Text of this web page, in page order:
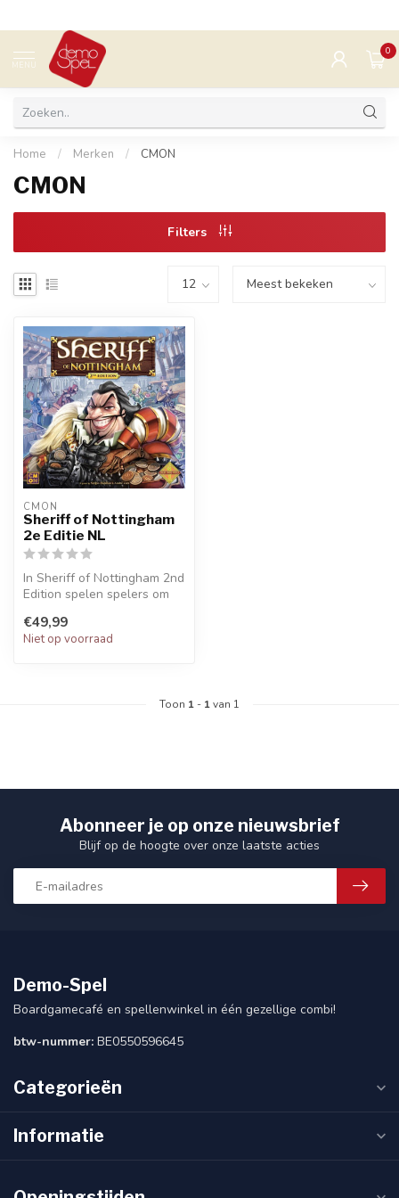
MENU
0
Home / Merken / CMON
CMON
Filters
CMON
Sheriff of Nottingham
2e Editie NL
In Sheriff of Nottingham 2nd
Edition spelen spelers om
€49,99
Niet op voorraad
Toon 1 - 1van 1
Abonneer je op onze nieuwsbrief
Blijf op de hoogte over onze laatste acties
Demo-Spel
Boardgamecafé en spellenwinkel in één gezellige combi!
btw-nummer: BE0550596645
Categorieën
Informatie